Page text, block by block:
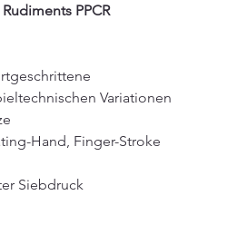
PPCR
Variationen
Hand, Finger-Stroke
Siebdruck